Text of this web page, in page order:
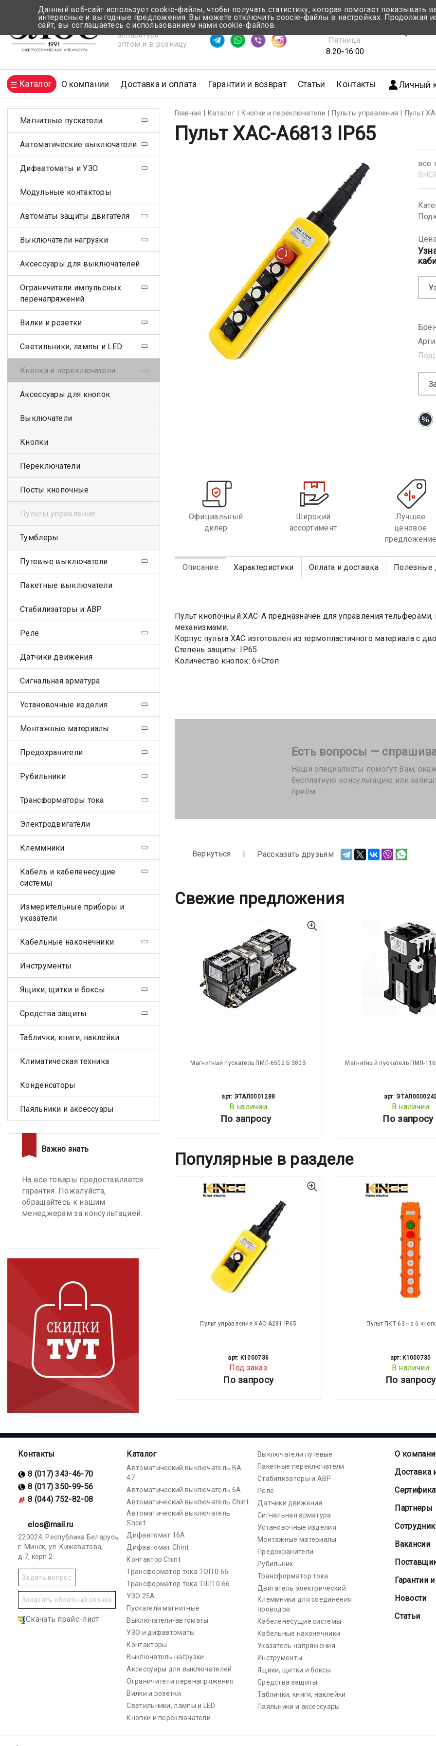
Электротехническая
аппаратура
оптом и в розницу
Время ответа ≈ 5 мин
Понедельник-Четверг:
Пятница:
8.20-16.00
Каталог О компании Доставка и оплата Гарантии и возврат Статьи Контакты Личный
Главная Каталог Кнопки и переключатели Пульты управления Пульт
Пульт XAC-A6813 IP65
все
Официальный
дилер
Широкий
ассортимент
Лучшее
ценовое
предложение
Описание Характеристики Оплата и доставка Полезные
Пульт кнопочный XAC-А предназначен для управления
механизмами.
Корпус пульта XAC изготовлен из термопластичного материала с
Степень защиты: IP65
Количество кнопок: 6+Стоп
Есть вопросы —
Наши специалисты помогут Вам,
бесплатную консультацию или
приём
Вернуться Рассказать друзьям
Свежие предложения
Магнитный пускатель ПМЛ-6502 Б 380В
арт: ЭТАЛ0001288
В наличии
По запросу
Магнитный пускатель ПМЛ-
арт:
В наличии
По запросу
Популярные в разделе
Пульт управления XAC-A281 IP65
арт: K1000736
Под заказ
По запросу
Пульт ПКТ-63 на 6
арт: K1000735
В наличии
По запросу
Магнитные пускатели
Автоматические выключатели
Дифавтоматы и УЗО
Модульные контакторы
Автоматы защиты двигателя
Выключатели нагрузки
Аксессуары для выключателей
Ограничители импульсных
перенапряжений
Вилки и розетки
Светильники, лампы и LED
Кнопки и переключатели
Аксессуары для кнопок
Выключатели
Кнопки
Переключатели
Посты кнопочные
Пульты управления
Тумблеры
Путевые выключатели
Пакетные выключатели
Стабилизаторы и АВР
Реле
Датчики движения
Сигнальная арматура
Установочные изделия
Монтажные материалы
Предохранители
Рубильники
Трансформаторы тока
Электродвигатели
Клеммники
Кабель и кабеленесущие
системы
Измерительные приборы и
указатели
Кабельные наконечники
Инструменты
Ящики, щитки и боксы
Средства защиты
Таблички, книги, наклейки
Климатическая техника
Конденсаторы
Паяльники и аксессуары
Важно знать
На все товары предоставляется
гарантия. Пожалуйста,
обращайтесь к нашим
менеджерам за консультацией.
Контакты
8 (017) 343-46-70
8 (017) 350-99-56
8 (044) 752-82-08
elos@mail.ru
220024, Республика Беларусь,
г. Минск, ул. Кижеватова,
д.7, корп.2
Задать вопрос
Заказать обратный звонок
Скачать прайс-лист
Каталог
Автоматический выключатель ВА
47
Автоматический выключатель 6А
Автоматический выключатель Chint
Автоматический выключатель
Shcet
Дифавтомат 16А
Дифавтомат Chint
Контактор Chint
Трансформатор тока ТОП 0.66
Трансформатор тока ТШП 0.66
УЗО 25А
Пускатели магнитные
Выключатели-автоматы
УЗО и дифавтоматы
Контакторы
Выключатель нагрузки
Аксессуары для выключателей
Ограничители перенапряжения
Вилки и розетки
Светильники, лампы и LED
Кнопки и переключатели
Выключатели путевые
Пакетные переключатели
Стабилизаторы и АВР
Реле
Датчики движения
Сигнальная арматура
Установочные изделия
Монтажные материалы
Предохранители
Рубильник
Трансформатор тока
Двигатель электрический
Клеммники для соединения
проводов
Кабеленесущие системы
Кабельные наконечники
Указатель напряжения
Инструменты
Ящики, щитки и боксы
Средства защиты
Таблички, книги, наклейки
Паяльники и аксессуары
О
Доставка
Партнеры
Вакансии
Гарантии
Новости
Статьи
Данный веб-сайт использует cookie-файлы, чтобы получать статистику, которая помогает показывать
интересные и выгодные предложения. Вы можете отключить coocie-файлы в настройках. Продолжая
сайт, вы соглашаетесь с использованием нами cookie-файлов.